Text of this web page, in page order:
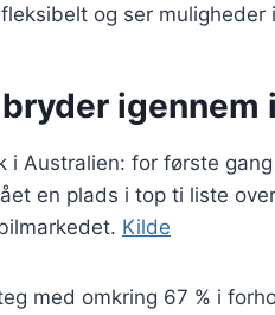
og ser muligheder
igennem
i Australien: for første
en plads i top ti liste
Kilde
med omkring 67 % i